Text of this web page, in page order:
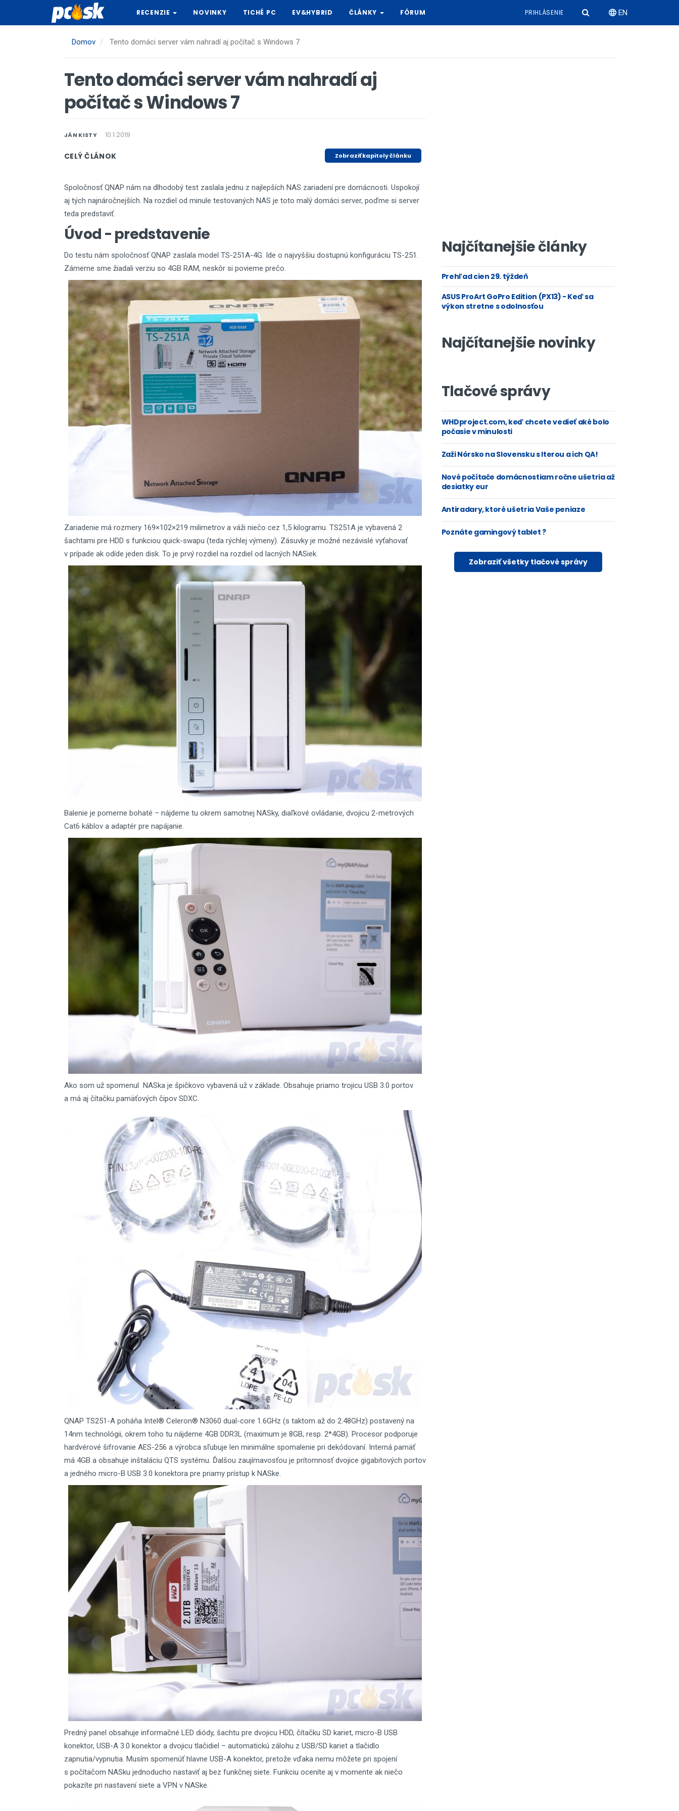
hlavný
RECENZIE NOVINKY TICHÉ PC EV&HYBRID ČLÁNKY FÓRUM PRIHLÁSENIE EN
Domov Tento domáci server vám nahradí aj počítač s Windows 7
Tento domáci server vám nahradí aj
počítač s Windows 7
JÁN KISTY 10.1.2019
CELÝ ČLÁNOK Zobraziť kapitoly článku
Spoločnosť QNAP nám na dlhodobý test zaslala jednu z najlepších NAS zariadení pre domácnosti. Uspokojí
aj tých najnáročnejších. Na rozdiel od minule testovaných NAS je toto malý domáci server, poďme si server
teda predstaviť.
Úvod - predstavenie
Do testu nám spoločnosť QNAP zaslala model TS-251A-4G. Ide o najvyššiu dostupnú konfiguráciu TS-251.
Zámerne sme žiadali verziu so 4GB RAM, neskôr si povieme prečo.
Zariadenie má rozmery 169×102×219 milimetrov a váži niečo cez 1,5 kilogramu. TS251A je vybavená 2
šachtami pre HDD s funkciou quick-swapu (teda rýchlej výmeny). Zásuvky je možné nezávislé vyťahovať
v prípade ak odíde jeden disk. To je prvý rozdiel na rozdiel od lacných NASiek.
Balenie je pomerne bohaté – nájdeme tu okrem samotnej NASky, diaľkové ovládanie, dvojicu 2-metrových
Cat6 káblov a adaptér pre napájanie.
Ako som už spomenul NASka je špičkovo vybavená už v základe. Obsahuje priamo trojicu USB 3.0 portov
a má aj čítačku pamäťových čipov SDXC.
QNAP TS251-A poháňa Intel® Celeron® N3060 dual-core 1.6GHz (s taktom až do 2.48GHz) postavený na
14nm technológii, okrem toho tu nájdeme 4GB DDR3L (maximum je 8GB, resp. 2*4GB). Procesor podporuje
hardvérové šifrovanie AES-256 a výrobca sľubuje len minimálne spomalenie pri dekódovaní. Interná pamäť
má 4GB a obsahuje inštaláciu QTS systému. Ďalšou zaujímavosťou je prítomnosť dvojice gigabitových portov
a jedného micro-B USB 3.0 konektora pre priamy prístup k NASke.
Predný panel obsahuje informačné LED diódy, šachtu pre dvojicu HDD, čítačku SD kariet, micro-B USB
konektor, USB-A 3.0 konektor a dvojicu tlačidiel – automatickú zálohu z USB/SD kariet a tlačidlo
zapnutia/vypnutia. Musím spomenúť hlavne USB-A konektor, pretože vďaka nemu môžete pri spojení
s počítačom NASku jednoducho nastaviť aj bez funkčnej siete. Funkciu oceníte aj v momente ak niečo
pokazíte pri nastavení siete a VPN v NASke.
Najčítanejšie články
Prehľad cien 29. týždeň
ASUS ProArt GoPro Edition (PX13) - Keď sa
výkon stretne s odolnosťou
Najčítanejšie novinky
Tlačové správy
WHDproject.com, keď chcete vedieť aké bolo
počasie v minulosti
Zaži Nórsko na Slovensku s Iterou a ich QA!
Nové počítače domácnostiam ročne ušetria až
desiatky eur
Antiradary, ktoré ušetria Vaše peniaze
Poznáte gamingový tablet ?
Zobraziť všetky tlačové správy